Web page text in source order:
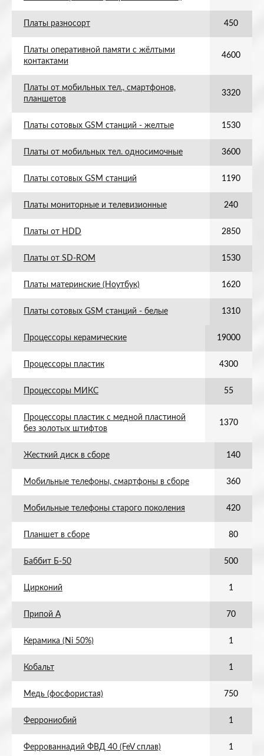
Платы разносорт 450
Платы оперативной памяти с жёлтыми
контактами
4600
Платы от мобильных тел., смартфонов,
планшетов
3320
Платы сотовых GSM станций - желтые 1530
Платы от мобильных тел. односимочные 3600
Платы сотовых GSM станций 1190
Платы мониторные и телевизионные 240
Платы от HDD 2850
Платы от SD-ROM 1530
Платы материнские (Ноутбук) 1620
Платы сотовых GSM станций - белые 1310
Процессоры керамические 19000
Процессоры пластик 4300
Процессоры МИКС 55
Процессоры пластик с медной пластиной
без золотых штифтов
1370
Жесткий диск в сборе 140
Мобильные телефоны, смартфоны в сборе 360
Мобильные телефоны старого поколения 420
Планшет в сборе 80
Баббит Б-50 500
Цирконий 1
Припой А 70
Керамика (Ni 50%) 1
Кобальт 1
Медь (фосфористая) 750
Феррониобий 1
Феррованнадий ФВД 40 (FeV сплав) 1